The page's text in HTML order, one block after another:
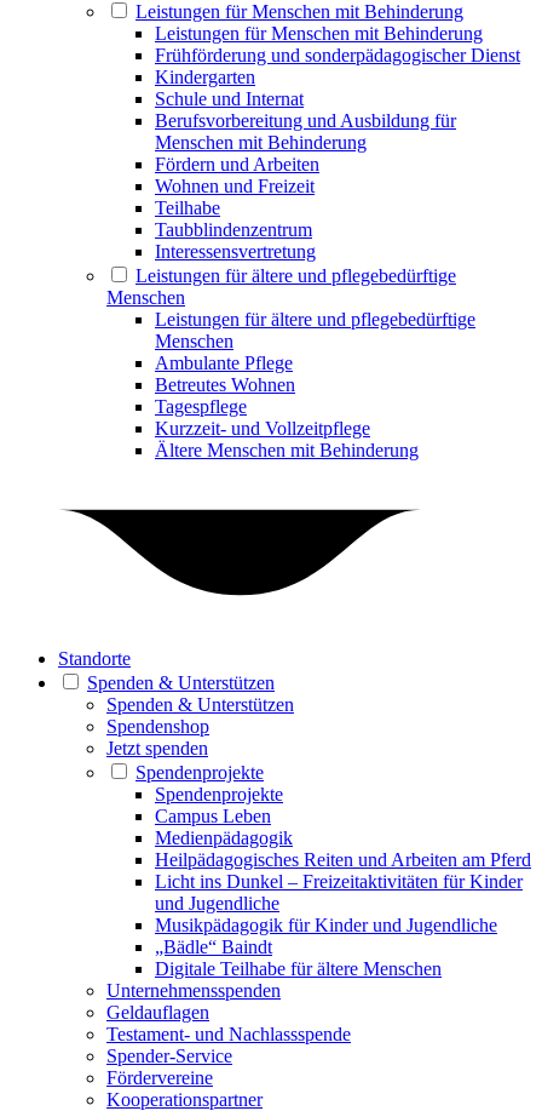
Leistungen für Menschen mit Behinderung
Leistungen für Menschen mit Behinderung
Frühförderung und sonderpädagogischer Dienst
Kindergarten
Schule und Internat
Berufsvorbereitung und Ausbildung für
Menschen mit Behinderung
Fördern und Arbeiten
Wohnen und Freizeit
Teilhabe
Taubblindenzentrum
Interessensvertretung
Leistungen für ältere und pflegebedürftige
Menschen
Leistungen für ältere und pflegebedürftige
Menschen
Ambulante Pflege
Betreutes Wohnen
Tagespflege
Kurzzeit- und Vollzeitpflege
Ältere Menschen mit Behinderung
Standorte
Spenden & Unterstützen
Spenden & Unterstützen
Spendenshop
Jetzt spenden
Spendenprojekte
Spendenprojekte
Campus Leben
Medienpädagogik
Heilpädagogisches Reiten und Arbeiten am Pferd
Licht ins Dunkel – Freizeitaktivitäten für Kinder
und Jugendliche
Musikpädagogik für Kinder und Jugendliche
„Bädle“ Baindt
Digitale Teilhabe für ältere Menschen
Unternehmensspenden
Geldauflagen
Testament- und Nachlassspende
Spender-Service
Fördervereine
Kooperationspartner